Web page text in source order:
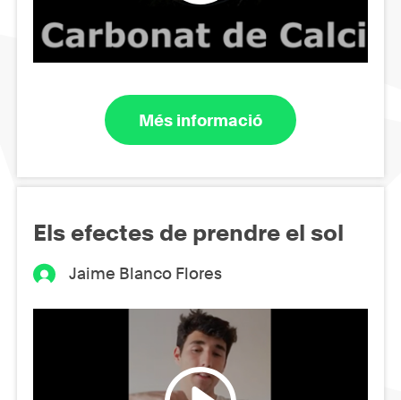
Més informació
Els efectes de prendre el sol
Jaime Blanco Flores